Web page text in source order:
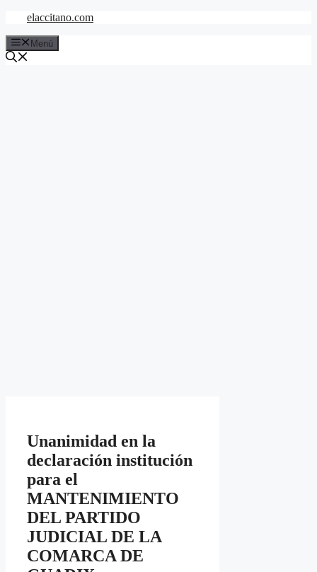
Saltar
contenido
elaccitano.com
Menú
Unanimidad en la
declaración institución
para el
MANTENIMIENTO
DEL PARTIDO
JUDICIAL DE LA
COMARCA DE